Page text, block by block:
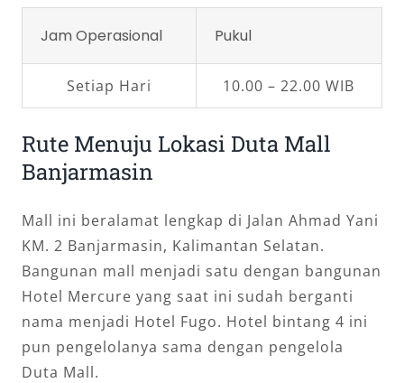
Jam Operasional Pukul
Setiap Hari 10.00 – 22.00 WIB
Rute Menuju Lokasi Duta Mall
Banjarmasin
Mall ini beralamat lengkap di Jalan Ahmad Yani
KM. 2 Banjarmasin, Kalimantan Selatan.
Bangunan mall menjadi satu dengan bangunan
Hotel Mercure yang saat ini sudah berganti
nama menjadi Hotel Fugo. Hotel bintang 4 ini
pun pengelolanya sama dengan pengelola
Duta Mall.